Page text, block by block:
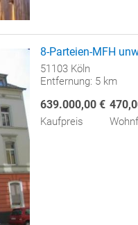
8-Parteien-MFH
51103 Köln
Entfernung: 5 km
639.000,00 €
Kaufpreis